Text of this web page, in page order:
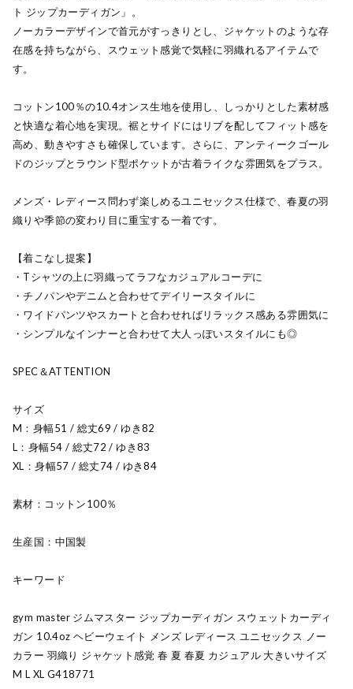
ト ジップカーディガン」。
ノーカラーデザインで首元がすっきりとし、ジャケットのような存
在感を持ちながら、スウェット感覚で気軽に羽織れるアイテムで
す。
コットン100％の10.4オンス生地を使用し、しっかりとした素材感
と快適な着心地を実現。裾とサイドにはリブを配してフィット感を
高め、動きやすさも確保しています。さらに、アンティークゴール
ドのジップとラウンド型ポケットが古着ライクな雰囲気をプラス。
メンズ・レディース問わず楽しめるユニセックス仕様で、春夏の羽
織りや季節の変わり目に重宝する一着です。
【着こなし提案】
・Tシャツの上に羽織ってラフなカジュアルコーデに
・チノパンやデニムと合わせてデイリースタイルに
・ワイドパンツやスカートと合わせればリラックス感ある雰囲気に
・シンプルなインナーと合わせて大人っぽいスタイルにも◎
SPEC＆ATTENTION
サイズ
M：身幅51 / 総丈69 / ゆき82
L：身幅54 / 総丈72 / ゆき83
XL：身幅57 / 総丈74 / ゆき84
素材：コットン100％
生産国：中国製
キーワード
gym master ジムマスター ジップカーディガン スウェットカーディ
ガン 10.4oz ヘビーウェイト メンズ レディース ユニセックス ノー
カラー 羽織り ジャケット感覚 春 夏 春夏 カジュアル 大きいサイズ
M L XL G418771